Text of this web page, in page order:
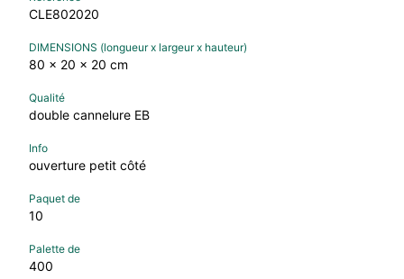
CLE802020
80 x 20 x 20 cm
double cannelure EB
ouverture petit côté
10
400